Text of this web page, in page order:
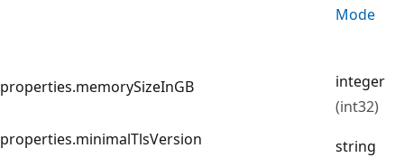
Mode
properties.memorySizeInGB
integer
(int32)
properties.minimalTlsVersion
string